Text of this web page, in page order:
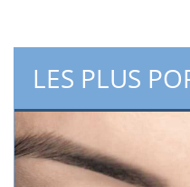
LES PLUS